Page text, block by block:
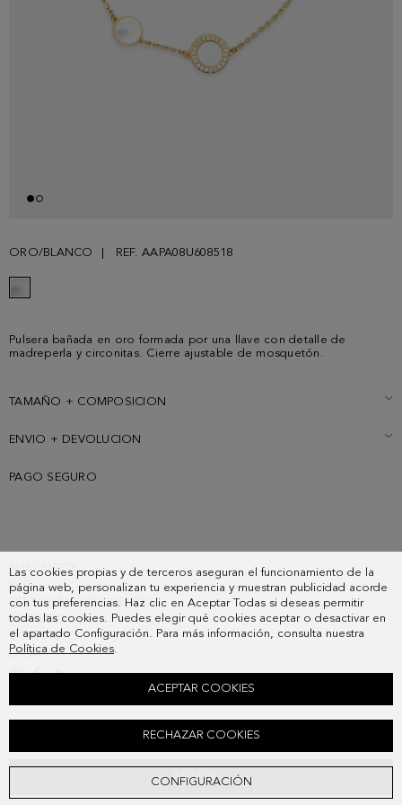
Las cookies propias y de terceros aseguran el funcionamiento de la
página web, personalizan tu experiencia y muestran publicidad acorde
con tus preferencias. Haz clic en Aceptar Todas si deseas permitir
todas las cookies. Puedes elegir qué cookies aceptar o desactivar en
el apartado Configuración. Para más información, consulta nuestra
Política de Cookies.
CONFIGURACIÓN
RECHAZAR COOKIES
ACEPTAR COOKIES
ORO/BLANCO REF. AAPA08U608518
AÑADIR
Pulsera bañada en oro formada por una llave con detalle de
madreperla y circonitas. Cierre ajustable de mosquetón.
TAMAÑO + COMPOSICION
ENVIO + DEVOLUCION
PAGO SEGURO
SUSCRIBETE
PAIS
PREGUNTAS FRECUENTES
MIS PEDIDOS
CONTACTO
LEGAL